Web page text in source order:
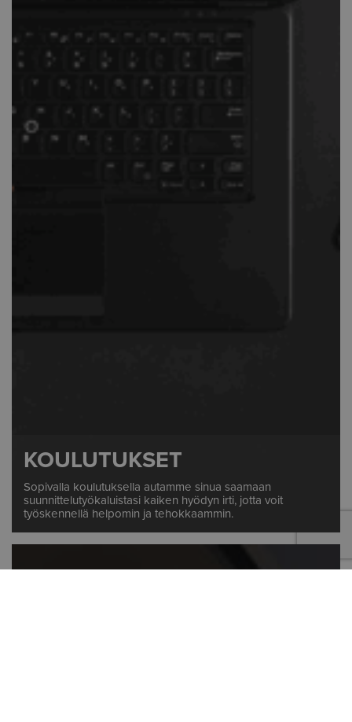
KOULUTUKSET
Sopivalla koulutuksella autamme sinua saamaan
suunnittelutyökaluistasi kaiken hyödyn irti, jotta voit
työskennellä helpomin ja tehokkaammin.